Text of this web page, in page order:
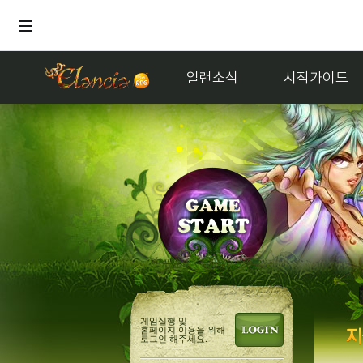
일랜소식 시작가이드
게임실행 및
홈페이지 이용을 위해
로그인 해주세요.